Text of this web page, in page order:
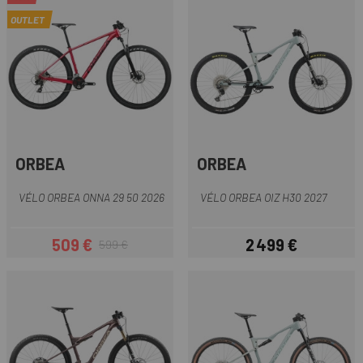
OUTLET
ORBEA
VÉLO ORBEA ONNA 29 50 2026
Prix
509 €Prix habituel
599 €
ORBEA
VÉLO ORBEA OIZ H30 2027
Prix
2 499 €